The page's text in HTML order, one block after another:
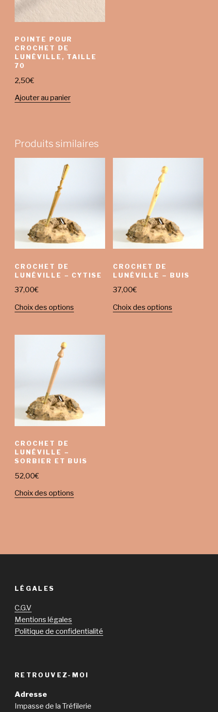
POINTE POUR
CROCHET DE
LUNÉVILLE, TAILLE
70
2,50€
Ajouter au panier
Produits similaires
CROCHET DE
LUNÉVILLE – CYTISE
37,00€
Choix des options
CROCHET DE
LUNÉVILLE – BUIS
37,00€
Choix des options
CROCHET DE
LUNÉVILLE –
SORBIER ET BUIS
52,00€
Choix des options
LÉGALES
C.G.V
Mentions légales
Politique de confidentialité
RETROUVEZ-MOI
Adresse
Impasse de la Tréfilerie